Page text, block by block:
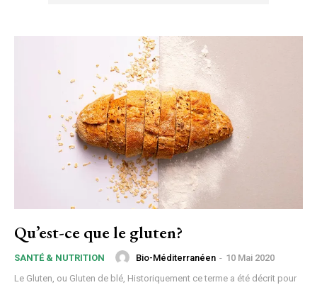
Qu’est-ce que le gluten?
SANTÉ & NUTRITION Bio-Méditerranéen - 10 Mai 2020
Le Gluten, ou Gluten de blé, Historiquement ce terme a été décrit pour